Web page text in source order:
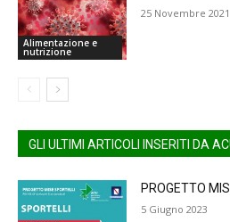
Alimentazione e
nutrizione
25 Novembre 2021
GLI ULTIMI ARTICOLI INSERITI DA
PROGETTO
5 Giugno 2023